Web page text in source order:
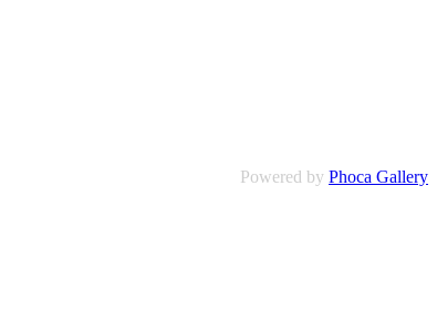
Powered by Phoca Gallery